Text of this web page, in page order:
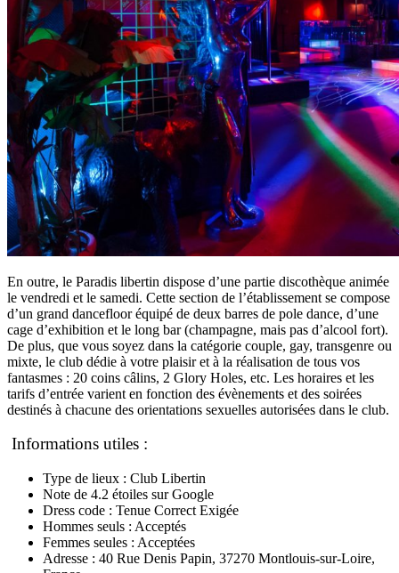
En outre, le Paradis libertin dispose d’une partie discothèque animée
le vendredi et le samedi. Cette section de l’établissement se compose
d’un grand dancefloor équipé de deux barres de pole dance, d’une
cage d’exhibition et le long bar (champagne, mais pas d’alcool fort).
De plus, que vous soyez dans la catégorie couple, gay, transgenre ou
mixte, le club dédie à votre plaisir et à la réalisation de tous vos
fantasmes : 20 coins câlins, 2 Glory Holes, etc. Les horaires et les
tarifs d’entrée varient en fonction des évènements et des soirées
destinés à chacune des orientations sexuelles autorisées dans le club.
Informations utiles :
Type de lieux : Club Libertin
Note de 4.2 étoiles sur Google
Dress code : Tenue Correct Exigée
Hommes seuls : Acceptés
Femmes seules : Acceptées
Adresse : 40 Rue Denis Papin, 37270 Montlouis-sur-Loire,